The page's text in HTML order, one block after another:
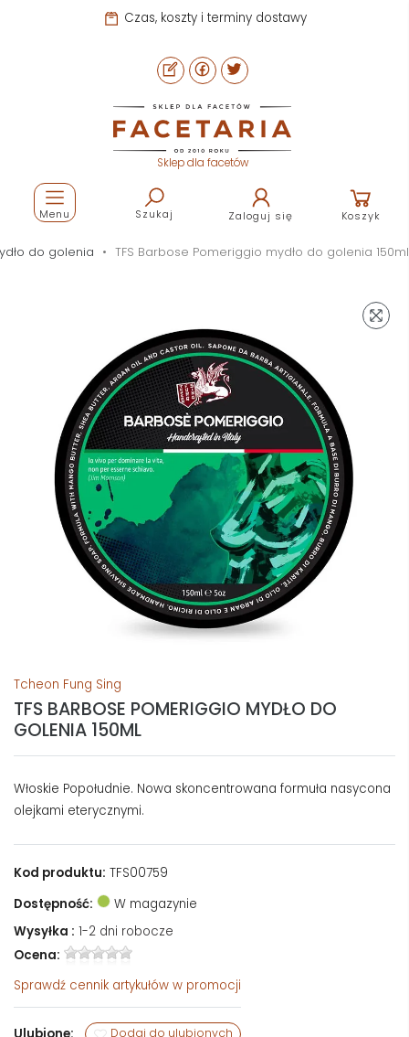
Czas, koszty i terminy dostawy
Sklep dla facetów
Szukaj Zaloguj się Koszyk
Menu
do golenia TFS Barbose Pomeriggio mydło do golenia 150ml
Tcheon Fung Sing
TFS BARBOSE POMERIGGIO MYDŁO DO
GOLENIA 150ML
Włoskie Popołudnie. Nowa skoncentrowana formuła nasycona
olejkami eterycznymi.
Kod produktu: TFS00759
Dostępność:
W magazynie
Wysyłka : 1-2 dni robocze
Ocena:
Sprawdź cennik artykułów w promocji
Dodaj do ulubionych